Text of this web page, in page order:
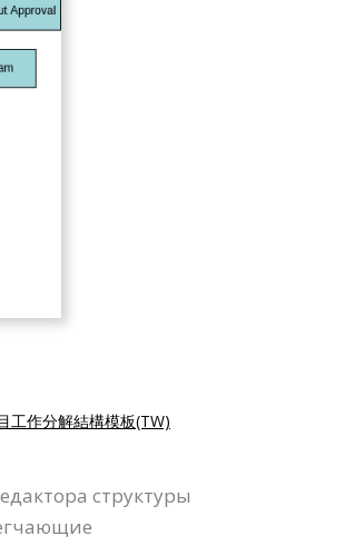
工作分解結構模板(TW)
структуры